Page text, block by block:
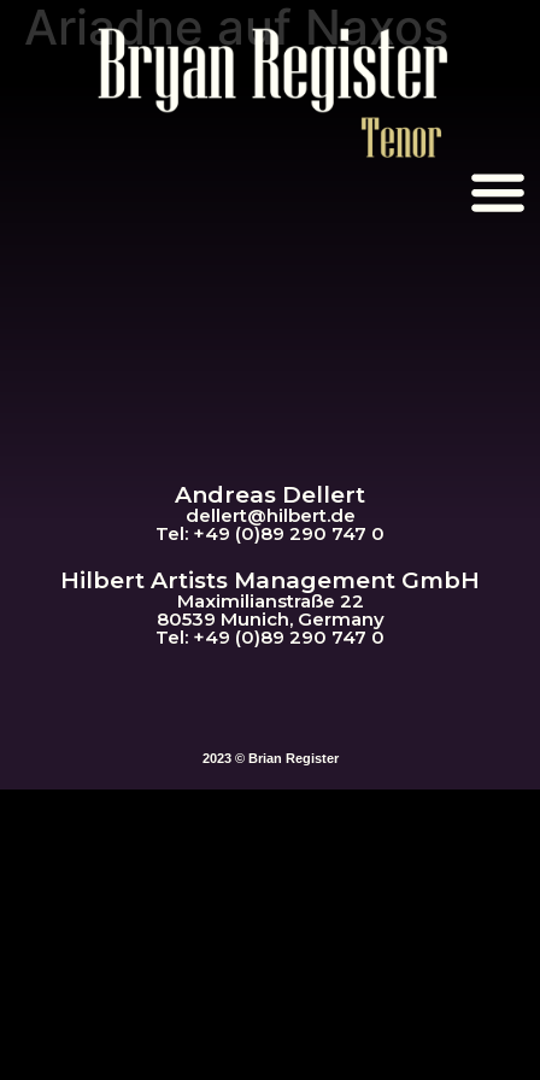
Ariadne auf Naxos
Andreas Dellert
dellert@hilbert.de
Tel: +49 (0)89 290 747 0
Hilbert Artists Management GmbH
Maximilianstraße 22
80539 Munich, Germany
Tel: +49 (0)89 290 747 0
2023 © Brian Register